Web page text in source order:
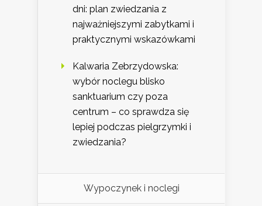
dni: plan zwiedzania z
najważniejszymi zabytkami i
praktycznymi wskazówkami
Kalwaria Zebrzydowska:
wybór noclegu blisko
sanktuarium czy poza
centrum – co sprawdza się
lepiej podczas pielgrzymki i
zwiedzania?
Wypoczynek i noclegi